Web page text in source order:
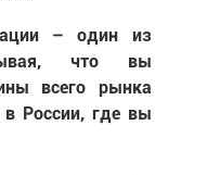
– один из
что вы
всего рынка
в России, где вы